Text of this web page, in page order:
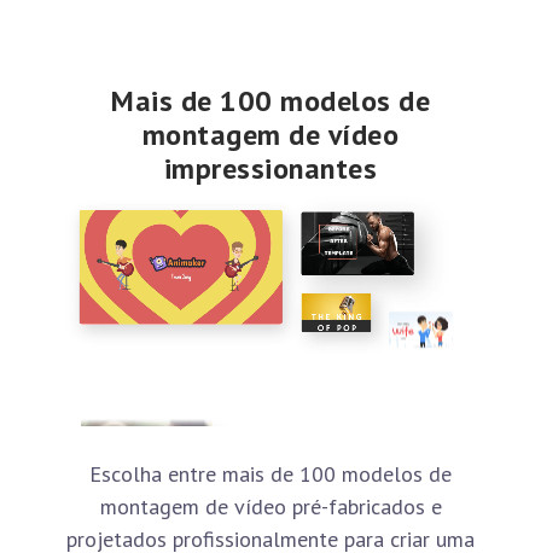
Mais de 100 modelos de
montagem de vídeo
impressionantes
Escolha entre mais de 100 modelos de
montagem de vídeo pré-fabricados e
projetados profissionalmente para criar uma